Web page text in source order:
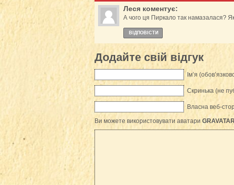
Леся коментує:
А чого ця Пиркало так намазалася?
ВІДПОВІCТИ
Додайте свій відгук
Ім’я
Скринька (не
Власна веб-
Ви можете використовувати аватари